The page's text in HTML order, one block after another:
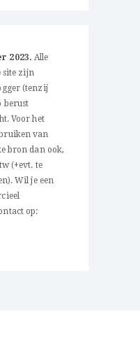
2023. Alle
site zijn
(tenzij
berust
Voor het
van
bron dan ook,
(+evt. te
Wil je een
op: